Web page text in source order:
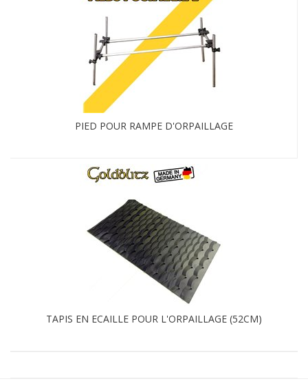
PIED POUR RAMPE D'ORPAILLAGE
TAPIS EN ECAILLE POUR L'ORPAILLAGE (52CM)